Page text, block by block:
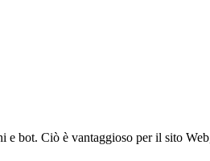
e bot. Ciò è vantaggioso per il sito